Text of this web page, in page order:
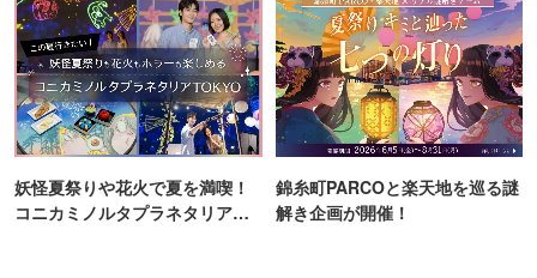
妖怪夏祭りや花火で夏を満喫！
コニカミノルタプラネタリア
錦糸町PARCOと楽天地を巡る謎
解き企画が開催！